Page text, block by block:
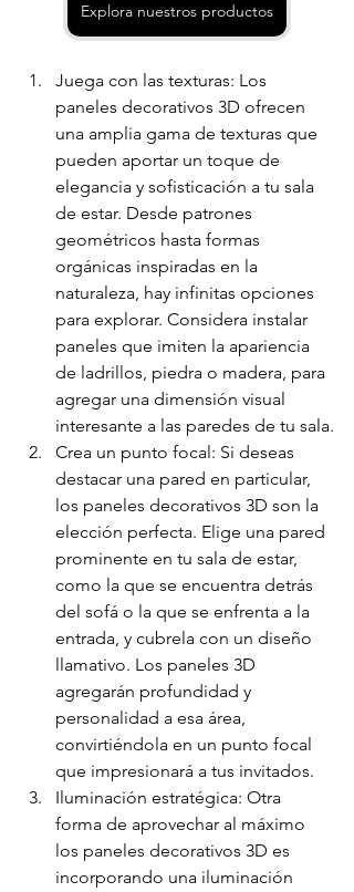
Explora nuestros productos
Juega con las texturas: Los
paneles decorativos 3D ofrecen
una amplia gama de texturas que
pueden aportar un toque de
elegancia y sofisticación a tu sala
de estar. Desde patrones
geométricos hasta formas
orgánicas inspiradas en la
naturaleza, hay infinitas opciones
para explorar. Considera instalar
paneles que imiten la apariencia
de ladrillos, piedra o madera, para
agregar una dimensión visual
interesante a las paredes de tu sala.
Crea un punto focal: Si deseas
destacar una pared en particular,
los paneles decorativos 3D son la
elección perfecta. Elige una pared
prominente en tu sala de estar,
como la que se encuentra detrás
del sofá o la que se enfrenta a la
entrada, y cubrela con un diseño
llamativo. Los paneles 3D
agregarán profundidad y
personalidad a esa área,
convirtiéndola en un punto focal
que impresionará a tus invitados.
Iluminación estratégica: Otra
forma de aprovechar al máximo
los paneles decorativos 3D es
incorporando una iluminación